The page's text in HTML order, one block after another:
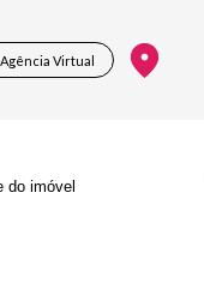
Agência Virtual